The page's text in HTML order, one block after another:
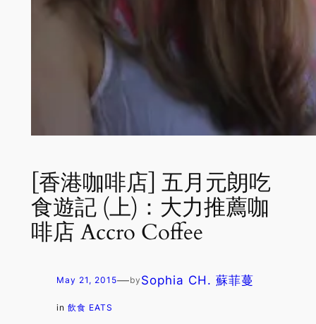
[香港咖啡店] 五月元朗吃
食遊記 (上)：大力推薦咖
啡店 Accro Coffee
May 21, 2015—by Sophia CH. 蘇菲蔓
in 飲食 EATS